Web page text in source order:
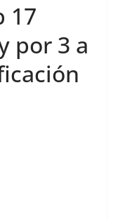
17
por 3 a